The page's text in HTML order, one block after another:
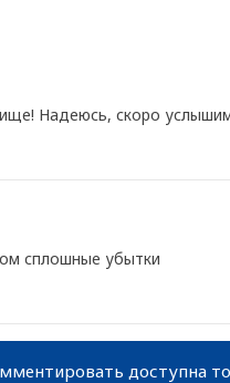
Надеюсь, скоро
сплошные убытки
доступна